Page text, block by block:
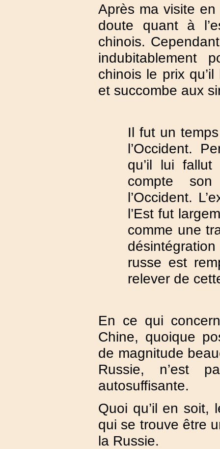
Après ma visite en
doute quant à
chinois.
indubitablement
chinois le prix
et succombe aux
Il fut un
l’Occident.
qu’il lui
compte
l’Occident.
l’Est fut
comme une
russe est
relever de
En ce qui
Chine, quoique
de magnitude
Russie, n’est
autosuffisante.
Quoi qu’il en soit,
qui se trouve être
la Russie.